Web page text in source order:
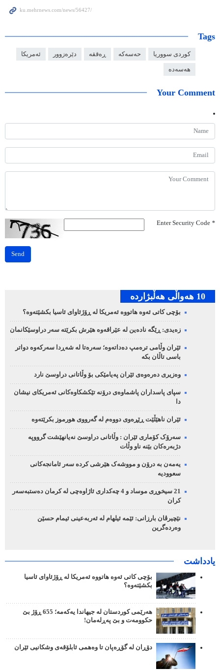
Tags
کوردی سووریا حەسەکە ڕەققە دێرەزوور ئەمریکا
هەسەدە
Your Comment
*
Send
10 هه‌واڵی هه‌ڵبژارده‌
بۆچی کاتی ئەوە هاتووە ئەمریکا لە ڕۆژئاوای ئاسیا بکشێتەوە؟
زەیدی: ڕێگە نادەین لە عێراقەوە هێرش بکرێتە سەر دراوسێکانمان
ئێران وڵامی ترەمپ دەداتەوە؛ سەرەتا لە شەڕدا سەرکەوە دواتر
باسی تاڵان بکە
وەزیری دەرەوەی ئێران پەیامێکی بۆ وڵاتانی دراوسێ نارد
سپای پاسداران پاشماوەی درۆنە تێکشکاوەکانی ئەمریکای نیشان
دا
ئێران ناهێڵێت ڕێڕەوی دووەم لە گەرووی هورموز بکرێتەوە
سەرۆک کۆماری ئێران : وڵاتانی دراوسێ نەیانهێشت گرووپە
دژبەرەکان بێنە ناو وڵات
یەمەن بە درۆن و مووشەک هێرشی کردە سەر ئامانجەکانی
سعوودیە
21 سیخوڕی موساد و 4 چەکداری ئاژاوەچی لە کرمان دەستبەسەر
کران
نێچیرڤان بارزانی: ئێمە ئیلهام لە ئەربەعینی ئیمام حسێن
وەردەگرین
یادداشت
بۆچی کاتی ئەوە هاتووە ئەمریکا لە ڕۆژئاوای ئاسیا
بکشێتەوە؟
هەرێمی کوردستان لە جیهاندا یەکەمە؛ 655 ڕۆژ بێ
حکوومەت و بێ پەڕلەمان!
دۆڕان لە گۆڕەپان تا وەهمی ئابلۆقەی وشکانیی ئێران